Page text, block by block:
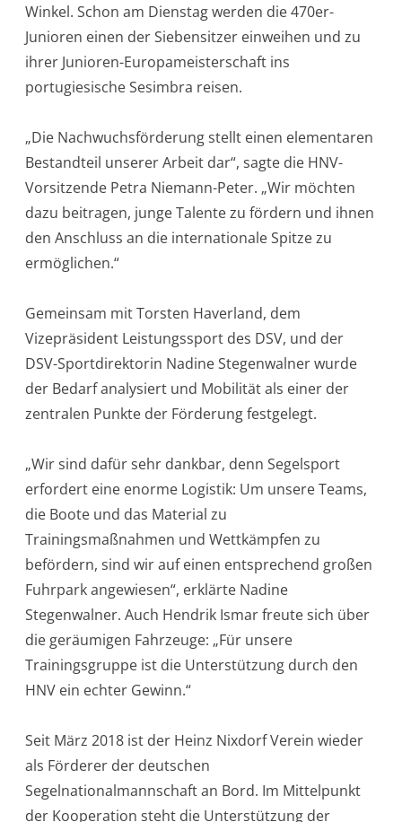
Winkel. Schon am Dienstag werden die 470er-
Junioren einen der Siebensitzer einweihen und zu
ihrer Junioren-Europameisterschaft ins
portugiesische Sesimbra reisen.
„Die Nachwuchsförderung stellt einen elementaren
Bestandteil unserer Arbeit dar“, sagte die HNV-
Vorsitzende Petra Niemann-Peter. „Wir möchten
dazu beitragen, junge Talente zu fördern und ihnen
den Anschluss an die internationale Spitze zu
ermöglichen.“
Gemeinsam mit Torsten Haverland, dem
Vizepräsident Leistungssport des DSV, und der
DSV-Sportdirektorin Nadine Stegenwalner wurde
der Bedarf analysiert und Mobilität als einer der
zentralen Punkte der Förderung festgelegt.
„Wir sind dafür sehr dankbar, denn Segelsport
erfordert eine enorme Logistik: Um unsere Teams,
die Boote und das Material zu
Trainingsmaßnahmen und Wettkämpfen zu
befördern, sind wir auf einen entsprechend großen
Fuhrpark angewiesen“, erklärte Nadine
Stegenwalner. Auch Hendrik Ismar freute sich über
die geräumigen Fahrzeuge: „Für unsere
Trainingsgruppe ist die Unterstützung durch den
HNV ein echter Gewinn.“
Seit März 2018 ist der Heinz Nixdorf Verein wieder
als Förderer der deutschen
Segelnationalmannschaft an Bord. Im Mittelpunkt
der Kooperation steht die Unterstützung der